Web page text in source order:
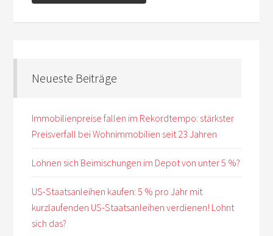
Neueste Beiträge
Immobilienpreise fallen im Rekordtempo: stärkster
Preisverfall bei Wohnimmobilien seit 23 Jahren
Lohnen sich Beimischungen im Depot von unter 5 %?
US-Staatsanleihen kaufen: 5 % pro Jahr mit
kurzlaufenden US-Staatsanleihen verdienen! Lohnt
sich das?